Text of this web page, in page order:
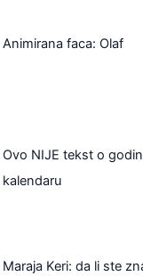
Animirana faca: Olaf
Ovo NIJE tekst o
kalendaru
Maraja Keri: da li ste